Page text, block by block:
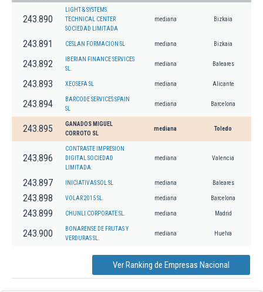
243.890
LIGHT & SYSTEMS
TECHNICAL CENTER
SOCIEDAD LIMITADA
mediana Bizkaia
243.891 CESLAN FORMACION SL mediana Bizkaia
243.892
IBERIAN FINANCE SERVICES
SL.
mediana Baleares
243.893 XEOSEFA SL mediana Alicante
243.894
BARCODE SERVICES SPAIN
SL
mediana Barcelona
243.895
GANADOS MIGUEL
CORROTO SL
mediana Toledo
243.896
CONTRASTE IMPRESION
DIGITAL SOCIEDAD
LIMITADA.
mediana Valencia
243.897 INICIATIVAS SOL SL mediana Baleares
243.898 VOLAR 2015 SL. mediana Barcelona
243.899 CHUNLI CORPORATE SL. mediana Madrid
243.900
BONARENSE DE FRUTAS Y
VERDURAS SL.
mediana Huelva
Ver Ranking de Empresas Nacional